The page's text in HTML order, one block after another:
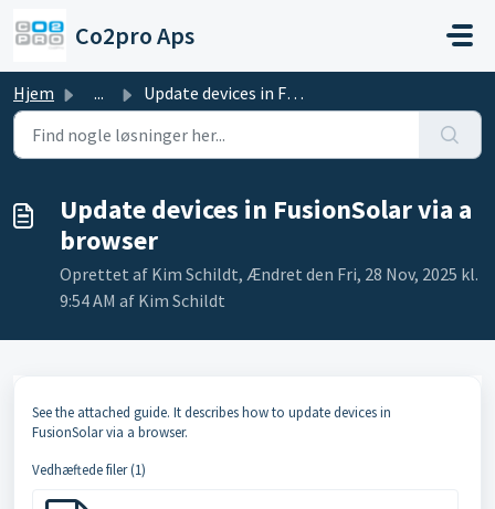
Co2pro Aps
Hjem ... Update devices in FusionSolar via a browser
Update devices in FusionSolar via a
browser
Oprettet af Kim Schildt, Ændret den Fri, 28 Nov, 2025 kl.
9:54 AM af Kim Schildt
See the attached guide. It describes how to update devices in
FusionSolar via a browser.
Vedhæftede filer (1)